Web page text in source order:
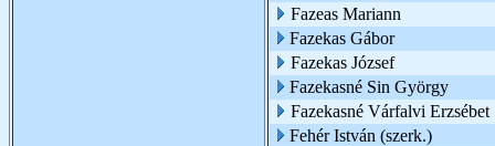
Fazeas Mariann
Fazekas Gábor
Fazekas József
Fazekasné Sin György
Fazekasné Várfalvi Erzsébet
Fehér István (szerk.)